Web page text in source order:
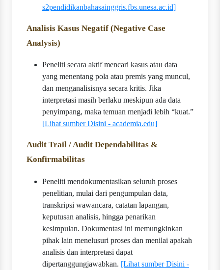
s2pendidikanbahasainggris.fbs.unesa.ac.id]
Analisis Kasus Negatif (Negative Case
Analysis)
Peneliti secara aktif mencari kasus atau data
yang menentang pola atau premis yang muncul,
dan menganalisisnya secara kritis. Jika
interpretasi masih berlaku meskipun ada data
penyimpang, maka temuan menjadi lebih “kuat.”
[Lihat sumber Disini - academia.edu]
Audit Trail / Audit Dependabilitas &
Konfirmabilitas
Peneliti mendokumentasikan seluruh proses
penelitian, mulai dari pengumpulan data,
transkripsi wawancara, catatan lapangan,
keputusan analisis, hingga penarikan
kesimpulan. Dokumentasi ini memungkinkan
pihak lain menelusuri proses dan menilai apakah
analisis dan interpretasi dapat
dipertanggungjawabkan. [Lihat sumber Disini -